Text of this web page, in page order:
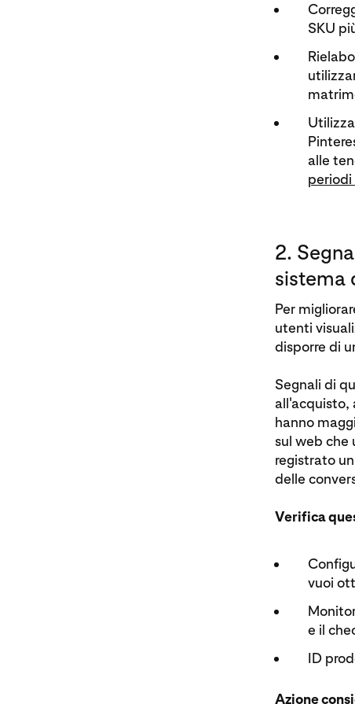
SKU
alle
periodi
2.
sistema
Per
utenti
disporre di
Segnali di
all'acquisto,
hanno
sul web che
registrato
delle
Verifica
vuoi
e il
ID
Azione